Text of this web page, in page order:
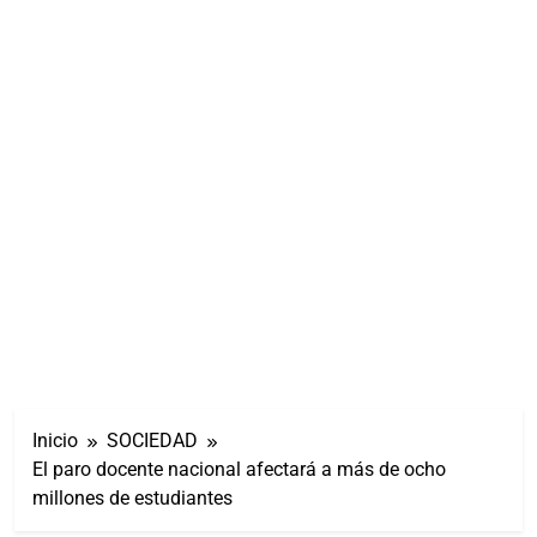
Inicio
SOCIEDAD
El paro docente nacional afectará a más de ocho
millones de estudiantes